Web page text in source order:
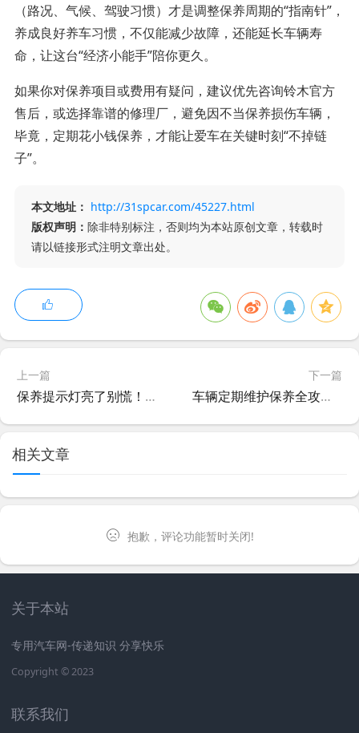
（路况、气候、驾驶习惯）才是调整保养周期的“指南针”，
养成良好养车习惯，不仅能减少故障，还能延长车辆寿
命，让这台“经济小能手”陪你更久。
如果你对保养项目或费用有疑问，建议优先咨询铃木官方
售后，或选择靠谱的修理厂，避免因不当保养损伤车辆，
毕竟，定期花小钱保养，才能让爱车在关键时刻“不掉链
子”。
本文地址： http://31spcar.com/45227.html
版权声明： 除非特别标注，否则均为本站原创文章，转载时
请以链接形式注明文章出处。
上一篇
保养提示灯亮了别慌！手把手教你轻松消除
下一篇
车辆定期维护保养全攻略，守护爱车，安全畅行
相关文章
抱歉，评论功能暂时关闭!
关于本站
专用汽车网-传递知识 分享快乐
Copyright © 2023
联系我们